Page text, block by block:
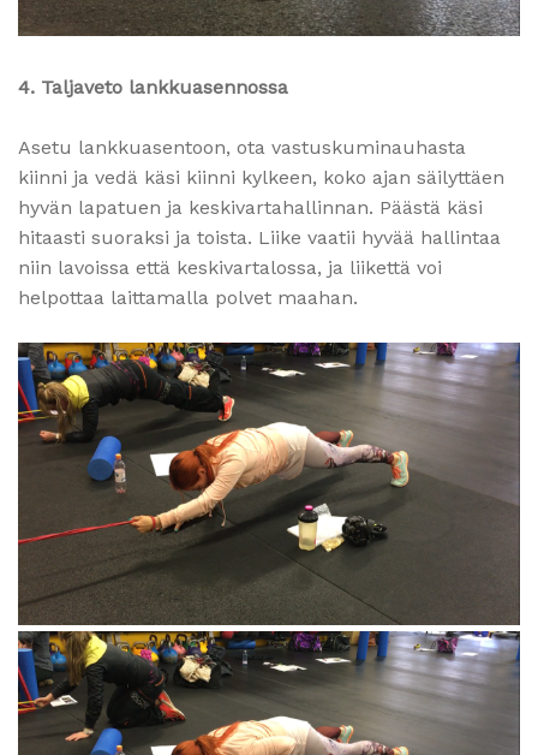
4. Taljaveto lankkuasennossa
Asetu lankkuasentoon, ota vastuskuminauhasta
kiinni ja vedä käsi kiinni kylkeen, koko ajan säilyttäen
hyvän lapatuen ja keskivartahallinnan. Päästä käsi
hitaasti suoraksi ja toista. Liike vaatii hyvää hallintaa
niin lavoissa että keskivartalossa, ja liikettä voi
helpottaa laittamalla polvet maahan.